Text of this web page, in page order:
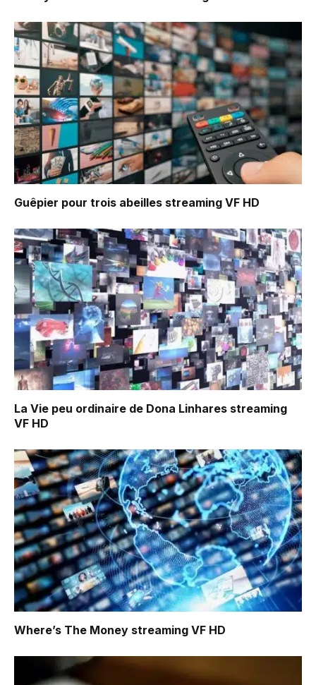
Guêpier pour trois abeilles streaming VF HD
La Vie peu ordinaire de Dona Linhares streaming
VF HD
Where’s The Money streaming VF HD